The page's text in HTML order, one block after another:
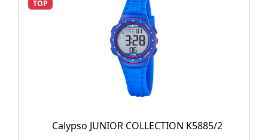
TOP
Calypso JUNIOR COLLECTION K5885/2